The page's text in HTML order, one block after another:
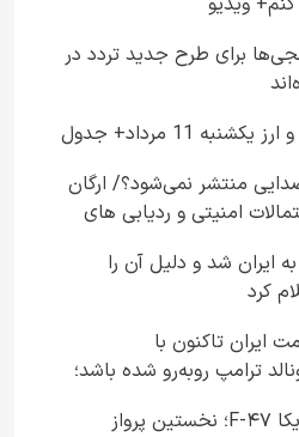
برای طرح جدید تردد در
11 مرداد+ جدول
منتشر نمی‌شود؟/ ارگان
امنیتی و ردیابی های
لغو حمله به ایران شد و دلیل آن را
کرد
ایران تاکنون با
ترامپ روبه‌رو شده باشد؛
می‌زند
جنگنده نسل ششم آمریکا F-۴۷؛ نخستین پرواز